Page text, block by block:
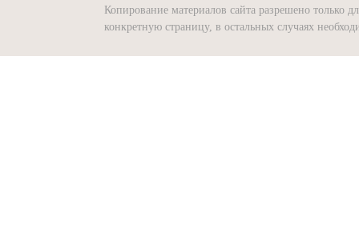
Копирование материалов сайта разрешено только
конкретную страницу, в остальных случаях